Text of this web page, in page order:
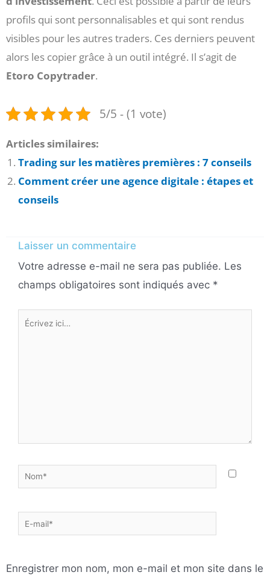
profils qui sont personnalisables et qui sont rendus
visibles pour les autres traders. Ces derniers peuvent
alors les copier grâce à un outil intégré. Il s’agit de
Etoro Copytrader.
5/5 - (1 vote)
Articles similaires:
Trading sur les matières premières : 7 conseils
Comment créer une agence digitale : étapes et
conseils
Laisser un commentaire
Votre adresse e-mail ne sera pas publiée. Les
champs obligatoires sont indiqués avec *
Écrivez
Nom*
E-
mail*
Enregistrer mon nom, mon e-mail et mon site dans le